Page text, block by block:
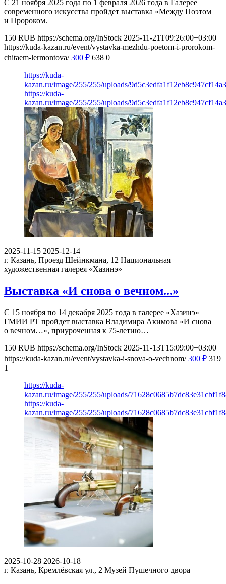
С 21 ноября 2025 года по 1 февраля 2026 года в Галерее
современного искусства пройдет выставка «Между Поэтом
и Пророком.
150 RUB https://schema.org/InStock 2025-11-21T09:26:00+03:00
https://kuda-kazan.ru/event/vystavka-mezhdu-poetom-i-prorokom-
chitaem-lermontova/ 300 ₽ 638 0
https://kuda-
kazan.ru/image/255/255/uploads/
https://kuda-
kazan.ru/image/255/255/uploads/
2025-11-15 2025-12-14
г. Казань, Проезд Шейнкмана, 12 Национальная
художественная галерея «Хазинэ»
Выставка «И снова о вечном...»
С 15 ноября по 14 декабря 2025 года в галерее «Хазинэ»
ГМИИ РТ пройдет выставка Владимира Акимова «И снова
о вечном…», приуроченная к 75-летию…
150 RUB https://schema.org/InStock 2025-11-13T15:09:00+03:00
https://kuda-kazan.ru/event/vystavka-i-snova-o-vechnom/ 300 ₽ 319
1
https://kuda-
kazan.ru/image/255/255/uploads/
https://kuda-
kazan.ru/image/255/255/uploads/
2025-10-28 2026-10-18
г. Казань, Кремлёвская ул., 2 Музей Пушечного двора